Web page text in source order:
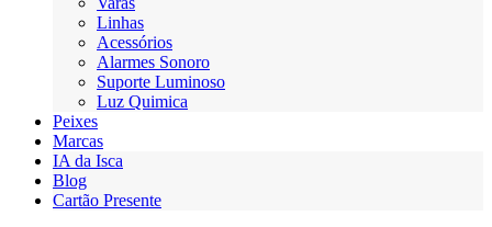
Linhas
Acessórios
Alarmes Sonoro
Suporte Luminoso
Luz Quimica
Peixes
Marcas
IA da Isca
Blog
Cartão Presente